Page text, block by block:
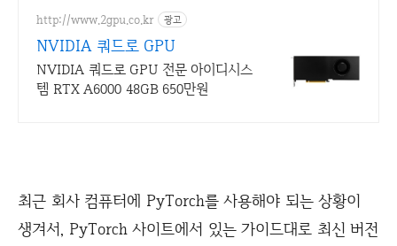
http://www.2gpu.co.kr 광고
NVIDIA 쿼드로 GPU
NVIDIA 쿼드로 GPU 전문 아이디시스
템 RTX A6000 48GB 650만원
최근 회사 컴퓨터에 PyTorch를 사용해야 되는 상황이
생겨서, PyTorch 사이트에서 있는 가이드대로 최신 버전